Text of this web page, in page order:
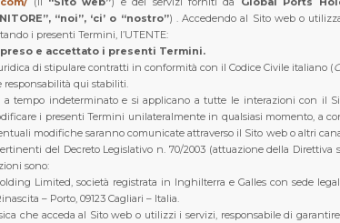
“noi”, ‘ci’ o “nostro”) . Accedendo al Sito web o
i presenti Termini, l’UTENTE:
e accettato i presenti Termini.
di stipulare contratti in conformità con il Codice Civile italiano (
qui stabiliti.
tempo indeterminato e si applicano a tutte le interazioni con il
i presenti Termini unilateralmente in qualsiasi momento, a
modifiche saranno comunicate attraverso il Sito web o altri
del Decreto Legislativo n. 70/2003 (attuazione della Direttiva
sono:
Limited, società registrata in Inghilterra e Galles con sede
– Porto, 09123 Cagliari – Italia.
che acceda al Sito web o utilizzi i servizi, responsabile di